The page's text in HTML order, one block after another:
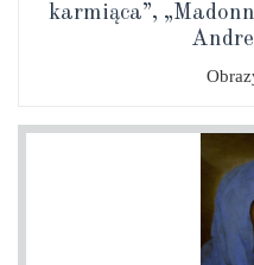
karmiąca”,